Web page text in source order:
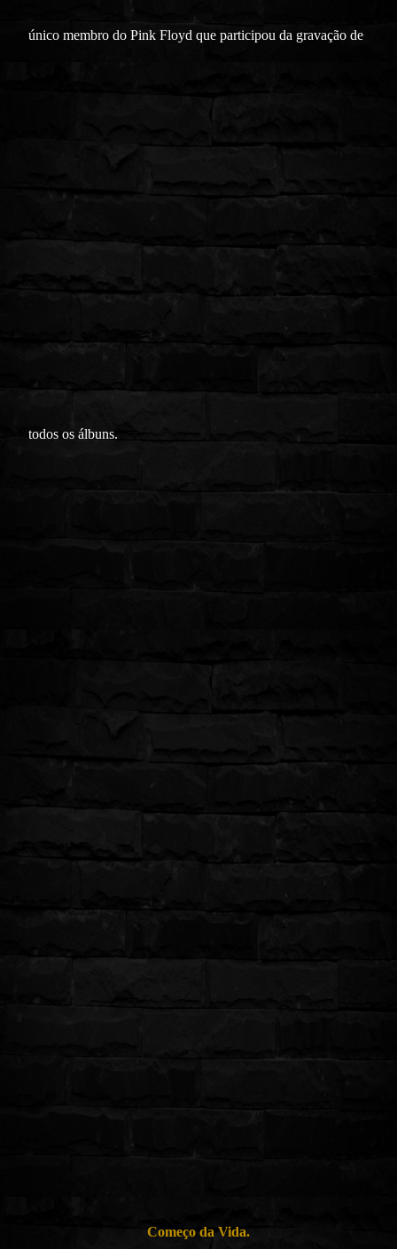
único membro do Pink Floyd que participou da gravação de
todos os álbuns.
Começo da Vida.